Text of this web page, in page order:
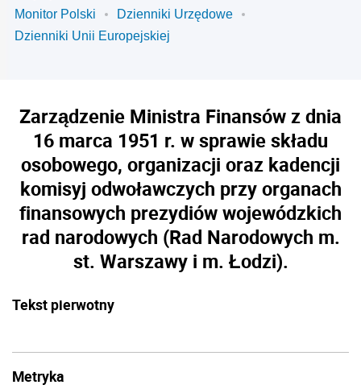
Monitor Polski
Dzienniki Urzędowe
Dzienniki Unii Europejskiej
Zarządzenie Ministra Finansów z dnia
16 marca 1951 r. w sprawie składu
osobowego, organizacji oraz kadencji
komisyj odwoławczych przy organach
finansowych prezydiów wojewódzkich
rad narodowych (Rad Narodowych m.
st. Warszawy i m. Łodzi).
Tekst pierwotny
Metryka